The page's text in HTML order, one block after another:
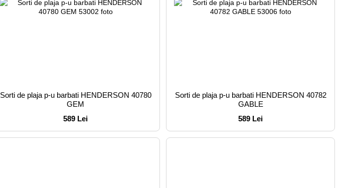
Sorti de plaja p-u barbati HENDERSON 40780
GEM
589 Lei
Sorti de plaja p-u barbati HENDERSON 40782
GABLE
589 Lei